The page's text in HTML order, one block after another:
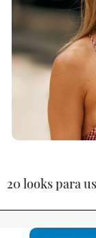
20 looks para